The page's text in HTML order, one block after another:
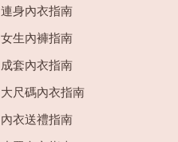
連身內衣指南
女生內褲指南
成套內衣指南
大尺碼內衣指南
內衣送禮指南